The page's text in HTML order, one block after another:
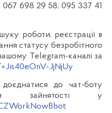
698 29 58; 095 337 41
роботи, реєстрації в
статусу безробітного
Telegram-каналі за
JjNjUy
до чат-боту
зайнятості у